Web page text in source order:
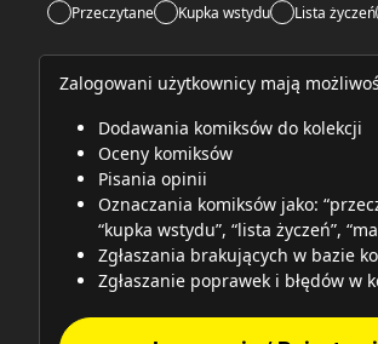
Przeczytane Kupka wstydu Lista życzeń
Zalogowani użytkownicy mają
Dodawania komiksów do kolekcji
Oceny komiksów
Pisania opinii
Oznaczania komiksów jako:
“kupka wstydu”, “lista życzeń”,
Zgłaszania brakujących w bazie
Zgłaszanie poprawek i błędów w